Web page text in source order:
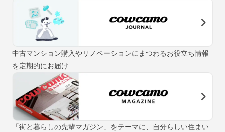
中古マンション購入やリノベーションにまつわるお役立ち情報
を定期的にお届け
「街と暮らしの先輩マガジン」をテーマに、自分らしい住まい